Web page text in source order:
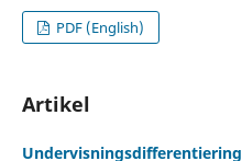
PDF (English)
Artikel